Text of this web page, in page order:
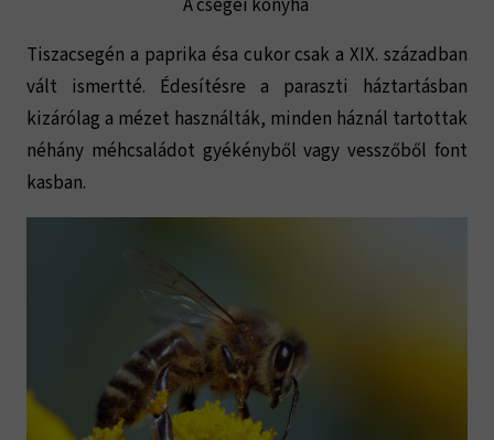
A csegei konyha
Tiszacsegén a paprika ésa cukor csak a XIX. században
vált ismertté. Édesítésre a paraszti háztartásban
kizárólag a mézet használták, minden háznál tartottak
néhány méhcsaládot gyékényből vagy vesszőből font
kasban.